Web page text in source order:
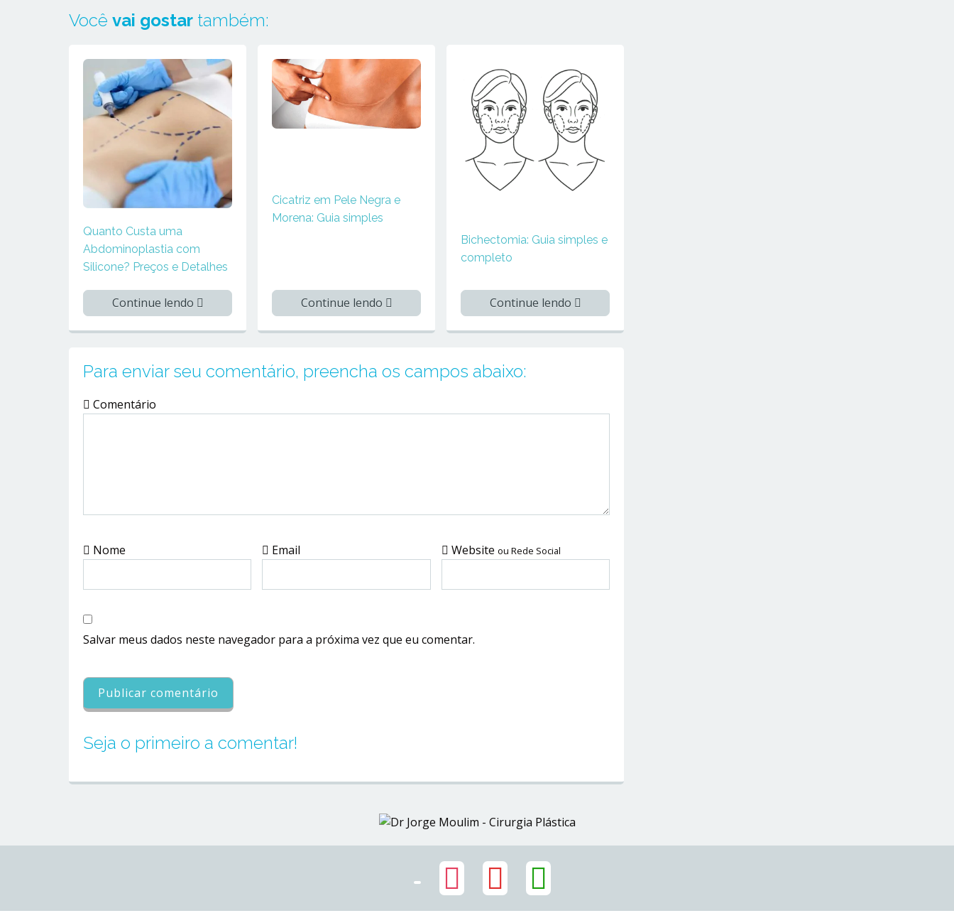
Você vai gostar também:
Quanto Custa uma
Abdominoplastia com
Silicone? Preços e Detalhes
Continue lendo
Cicatriz em Pele Negra e
Morena: Guia simples
Continue lendo
Bichectomia: Guia simples e
completo
Continue lendo
Para enviar seu comentário, preencha os campos abaixo:
Comentário
Nome Email Website ou Rede Social
Salvar meus dados neste navegador para a próxima vez que eu comentar.
Seja o primeiro a comentar!